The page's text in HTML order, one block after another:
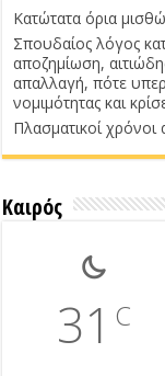
Κατώτατα όρια
Σπουδαίος λόγος
αποζημίωση,
απαλλαγή, πότε
νομιμότητας και
Πλασματικοί χρόνοι
Καιρός
31 C